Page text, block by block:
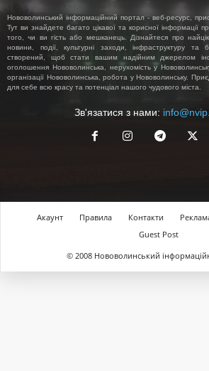
Нововолинський інформаційний портал - веб-ресурс,
Тут ви знайдете багато цікавої та корисної інформації
того, чи ви гість або мешканець. Дізнайтеся про
новини, події, культурні заходи, інфраструктуру
створений, щоб стати вашим надійним джерелом
оголошення Нововолинська, нерухомість у
організації Нововолинська, робота у Нововолинську.
для себе всю красу та потенціал нашого чудового міста.
Зв'язатися з нами:
Акаунт Правила Контакти
Guest Post
© 2008 Нововолинський